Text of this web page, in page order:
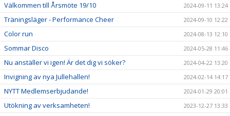
Välkommen till Årsmöte 19/10 2024-09-11 13:24
Träningsläger - Performance Cheer 2024-09-10 12:22
Color run 2024-08-13 12:10
Sommar Disco 2024-05-28 11:46
Nu anställer vi igen! Är det dig vi söker? 2024-04-22 13:20
Invigning av nya Jullehallen! 2024-02-14 14:17
NYTT Medlemserbjudande! 2024-01-29 20:01
Utökning av verksamheten! 2023-12-27 13:33